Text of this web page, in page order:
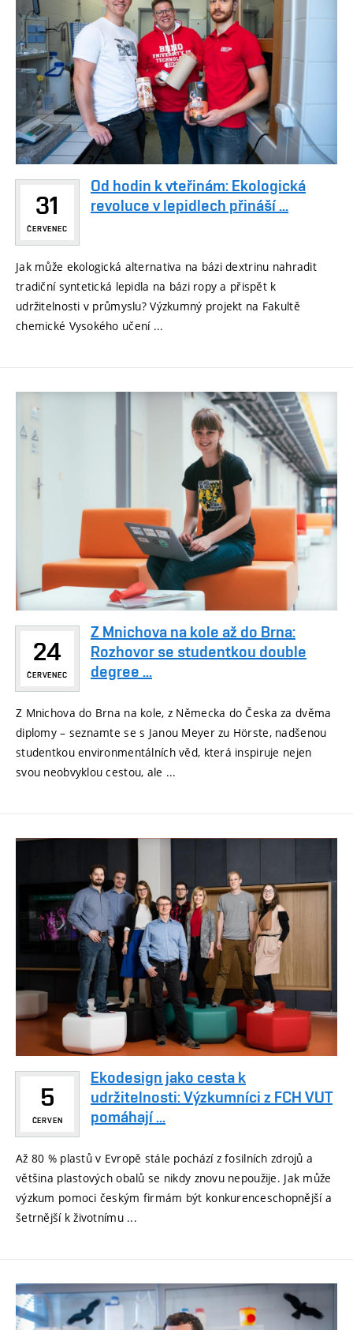
31
ČERVENEC
Od hodin k vteřinám: Ekologická
revoluce v lepidlech přináší ...
Jak může ekologická alternativa na bázi dextrinu nahradit
tradiční syntetická lepidla na bázi ropy a přispět k
udržitelnosti v průmyslu? Výzkumný projekt na Fakultě
chemické Vysokého učení ...
24
ČERVENEC
Z Mnichova na kole až do Brna:
Rozhovor se studentkou double
degree ...
Z Mnichova do Brna na kole, z Německa do Česka za dvěma
diplomy – seznamte se s Janou Meyer zu Hörste, nadšenou
studentkou environmentálních věd, která inspiruje nejen
svou neobvyklou cestou, ale ...
5
ČERVEN
Ekodesign jako cesta k
udržitelnosti: Výzkumníci z FCH VUT
pomáhají ...
Až 80 % plastů v Evropě stále pochází z fosilních zdrojů a
většina plastových obalů se nikdy znovu nepoužije. Jak může
výzkum pomoci českým firmám být konkurenceschopnější a
šetrnější k životnímu ...